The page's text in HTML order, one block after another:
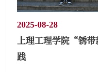
2025-08-28
上理工理学院“锈
践